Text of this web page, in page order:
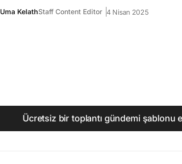
Uma KelathStaff Content Editor 4 Nisan 2025
Ücretsiz bir toplantı gündemi şablonu